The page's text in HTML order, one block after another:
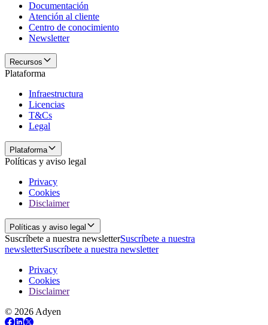
Documentación
Atención al cliente
Centro de conocimiento
Newsletter
Recursos
Plataforma
Infraestructura
Licencias
T&Cs
Legal
Plataforma
Políticas y aviso legal
Privacy
Cookies
Disclaimer
Políticas y aviso legal
Suscríbete a nuestra newsletterSuscríbete a nuestra
newsletterSuscríbete a nuestra newsletter
Privacy
Cookies
Disclaimer
© 2026 Adyen